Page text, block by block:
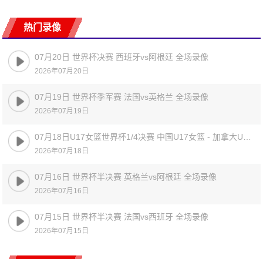
热门录像
07月20日 世界杯决赛 西班牙vs阿根廷 全场录像
2026年07月20日
07月19日 世界杯季军赛 法国vs英格兰 全场录像
2026年07月19日
2026年07月18日
07月16日 世界杯半决赛 英格兰vs阿根廷 全场录像
2026年07月16日
07月15日 世界杯半决赛 法国vs西班牙 全场录像
2026年07月15日